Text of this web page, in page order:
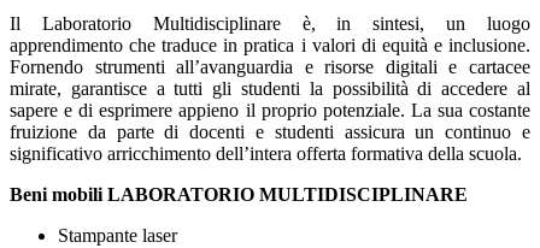
Il Laboratorio Multidisciplinare è, in sintesi, un luogo
apprendimento che traduce in pratica i valori di equità e inclusione.
Fornendo strumenti all’avanguardia e risorse digitali e cartacee
mirate, garantisce atutti gli studenti la possibilità di accedere al
sapere e di esprimere appieno il proprio potenziale. La sua costante
fruizione da parte di docenti e studenti assicura un continuo e
significativo arricchimento dell’intera offerta formativa della scuola.
Beni mobili LABORATORIO MULTIDISCIPLINARE
Stampante laser